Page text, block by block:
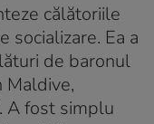
călătoriile
socializare. Ea a
de baronul
Maldive,
A fost simplu